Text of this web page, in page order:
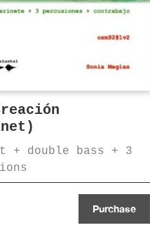
+ double bass + 3
Purchase